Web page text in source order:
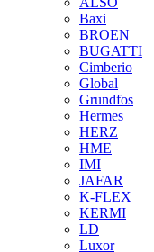
Baxi
BROEN
BUGATTI
Cimberio
Global
Grundfos
Hermes
HERZ
HME
IMI
JAFAR
K-FLEX
KERMI
LD
Luxor